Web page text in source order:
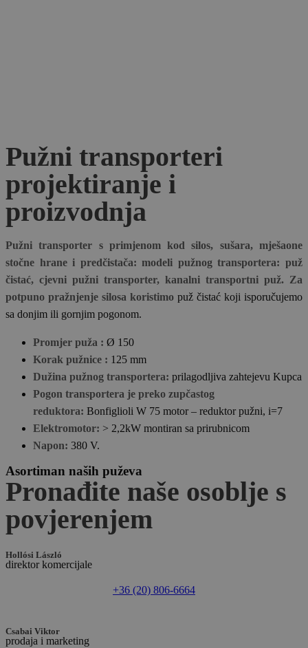
Pužni transporteri
projektiranje i
proizvodnja
Pužni transporter s primjenom kod silos, sušara, mješaone
stočne hrane i predčistača: modeli pužnog transportera: puž
čistać, cjevni pužni transporter, kanalni transportni puž. Za
potpuno pražnjenje silosa koristimo puž čistać koji isporučujemo
sa donjim ili gornjim pogonom.
Promjer puža : Ø 150
Korak pužnice : 125 mm
Dužina pužnog transportera: prilagodljiva zahtejevu Kupca
Pogon transportera je preko zupčastog
reduktora: Bonfiglioli W 75 motor – reduktor pužni, i=7
Elektromotor: > 2,2kW montiran sa prirubnicom
Napon: 380 V.
Asortiman naših puževa
Pronađite naše osoblje s
povjerenjem
Hollósi László
direktor komercijale
+36 (20) 806-6664
Csabai Viktor
prodaja i marketing